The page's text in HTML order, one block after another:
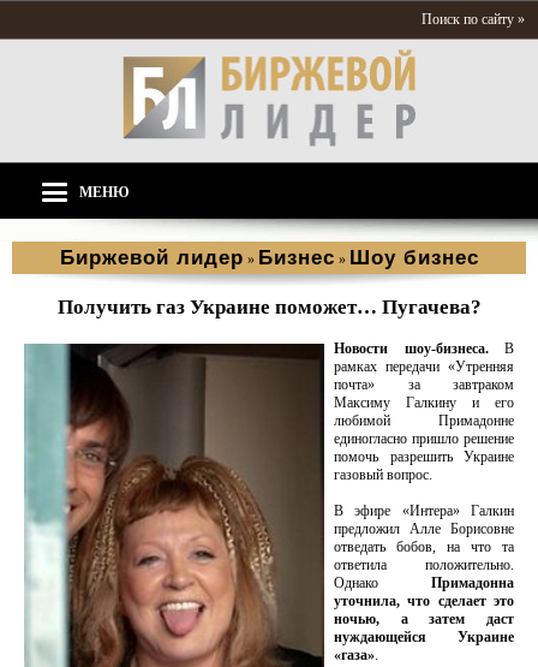
Поиск по сайту »
МЕНЮ
Биржевой лидер » Бизнес » Шоу бизнес
Получить газ Украине поможет… Пугачева?
Новости шоу-бизнеса.В
рамках передачи «Утренняя
почта» за завтраком
Максиму Галкину и его
любимой Примадонне
единогласно пришло решение
помочь разрешить Украине
газовый вопрос.
В эфире «Интера» Галкин
предложил Алле Борисовне
отведать бобов, на что та
ответила положительно.
Однако Примадонна
уточнила, что сделает это
ночью, а затем даст
нуждающейся Украине
«газа».